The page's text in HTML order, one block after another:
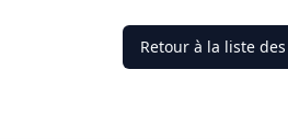
Retour à la liste